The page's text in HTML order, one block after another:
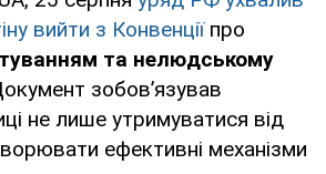
вийти з Конвенціїпро
та нелюдському
зобов’язував
не лише утримуватися від
ефективні механізми